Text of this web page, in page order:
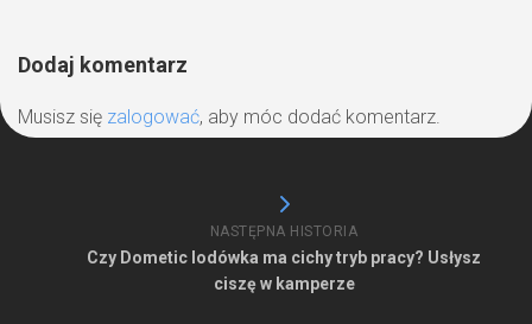
Dodaj komentarz
Musisz się zalogować, aby móc dodać komentarz.
NASTĘPNA HISTORIA
Czy Dometic lodówka ma cichy tryb pracy? Usłysz
ciszę w kamperze